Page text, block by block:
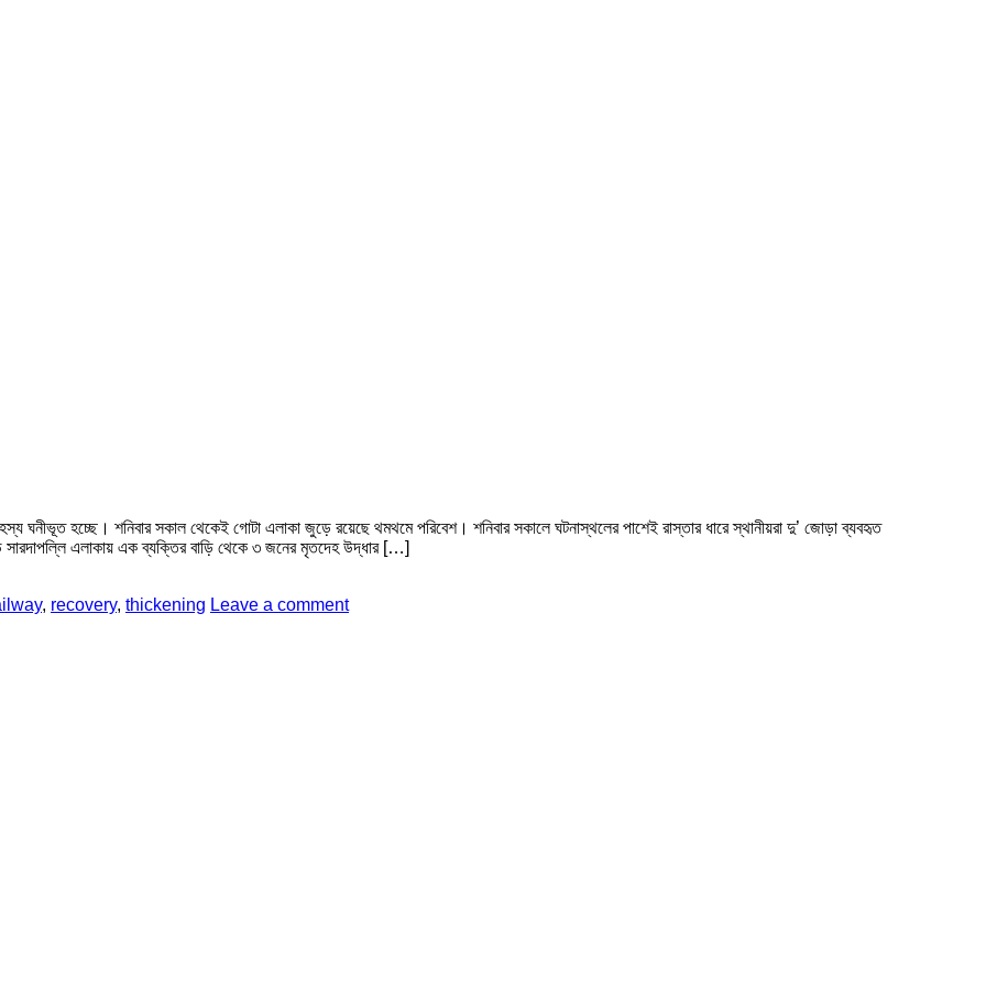
ঘনীভূত হচ্ছে। শনিবার সকাল থেকেই গোটা এলাকা জুড়ে রয়েছে থমথমে পরিবেশ। শনিবার সকালে ঘটনাস্থলের পাশেই রাস্তার ধারে স্থানীয়রা দু’ জোড়া ব্যবহৃত
সারদাপল্লি এলাকায় এক ব্যক্তির বাড়ি থেকে ৩ জনের মৃতদেহ উদ্ধার […]
, recovery, thickening Leave a comment